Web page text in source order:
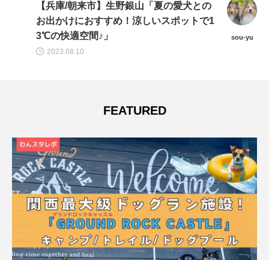
【2026年最新版】淡路島で犬と行ける
海・ビーチ10選｜愛犬との散歩や旅行に
おすすめスポットを徹底紹介！
wansta
2026.07.21
FEATURED